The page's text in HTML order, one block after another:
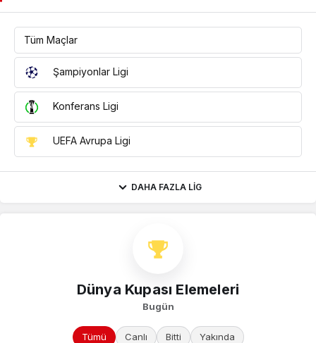
Tüm Maçlar
Şampiyonlar Ligi
Konferans Ligi
UEFA Avrupa Ligi
DAHA FAZLA LIG
Dünya Kupası Elemeleri
Bugün
Tümü Canlı Bitti Yakında